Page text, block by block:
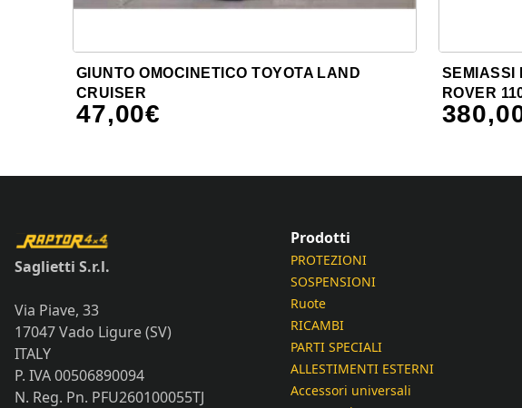
GIUNTO OMOCINETICO TOYOTA LAND
CRUISER
47,00€
SEMIASSI
ROVER
Saglietti S.r.l.
Via Piave, 33
17047 Vado Ligure (SV)
ITALY
P. IVA 00506890094
N. Reg. Pn. PFU260100055TJ
Prodotti
PROTEZIONI
SOSPENSIONI
Ruote
RICAMBI
PARTI SPECIALI
ALLESTIMENTI ESTERNI
Accessori universali